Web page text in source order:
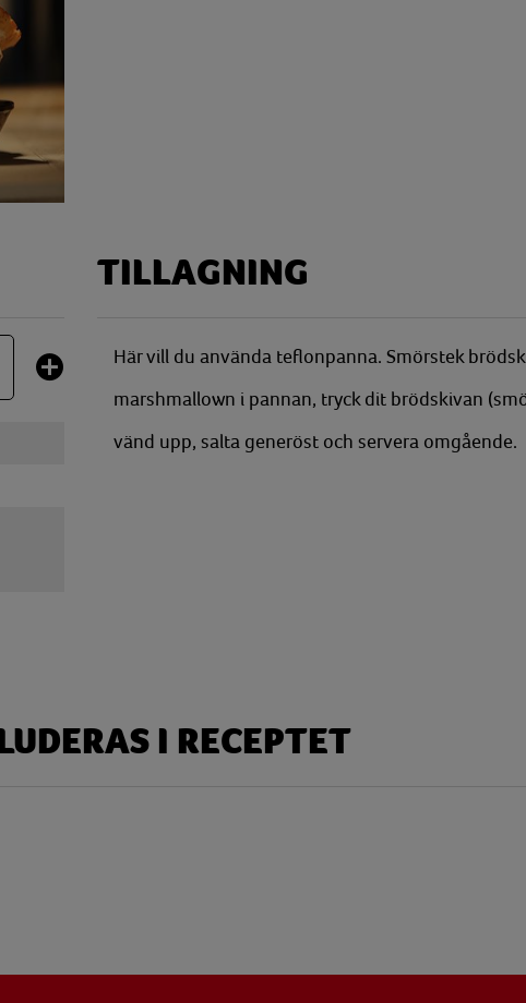
TILLAGNING
Här vill du använda teflonpanna. Smörstek
marshmallown i pannan, tryck dit brödskivan
vänd upp, salta generöst och servera omgående.
I RECEPTET